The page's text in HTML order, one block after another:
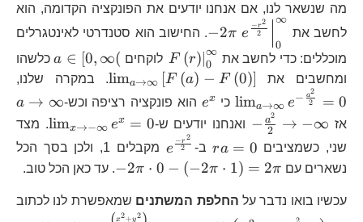
מה שנשאר לנו, אם אנחנו יודעים את הפונקציה הקדומה, הוא
לחשב את -2\pi\left.e^{\frac{-
{2}}\right|_{0}^{\infty}
−2π e 2
−r2
0
∞
. החישוב הוא סטנדרטי לאינטגרלים
מוכללים: כדי לחשב את
F (r) ∣0
∞ לוקחים a ∈ [0, ∞(
כלשהו
ומחשבים את
lima→∞ [F (a) − F (0)] . במקרה שלנו,
lima→∞ e− 2
a2
= 0 כי e^{x} ex הוא פונקציה רציפה וכש- a → ∞
אז
-
\frac{a^{2}}
{2}\to-
\infty
− 2
a2 → −∞ ואנחנו יודעים ש- limx→−∞ ex = 0
. מצד
שני, כשמציבים
ra=0 ra = 0 ב-
e^{\frac{-
r^{2}}
e 2
−r2
מקבלים 1, ולכן בסך הכל
נשארים עם
-2\pi\cdot0-
−2π ⋅ 0 − (−2π ⋅ 1) = 2π . עד כאן הכל טוב.
עכשיו בואו נדבר על החלפת המשתנים שמאפשרת לנו לכתוב
x2+y2